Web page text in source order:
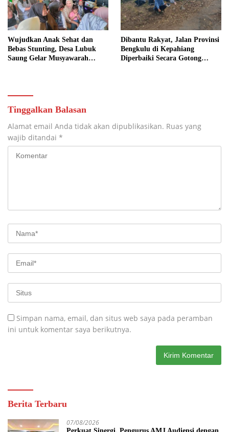
Wujudkan Anak Sehat dan
Bebas Stunting, Desa Lubuk
Saung Gelar Musyawarah
Dibantu Rakyat, Jalan Provinsi
Bengkulu di Kepahiang
Diperbaiki Secara Gotong
Tinggalkan Balasan
Alamat email Anda tidak akan dipublikasikan. Ruas yang
wajib ditandai *
Simpan nama, email, dan situs web saya pada peramban
ini untuk komentar saya berikutnya.
Berita Terbaru
07/08/2026